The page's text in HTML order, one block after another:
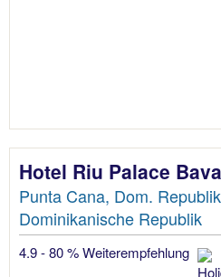
Hotel Riu Palace
Punta Cana, Dom.
Dominikanische Republik
4.9 - 80 % Weiterempfehlung